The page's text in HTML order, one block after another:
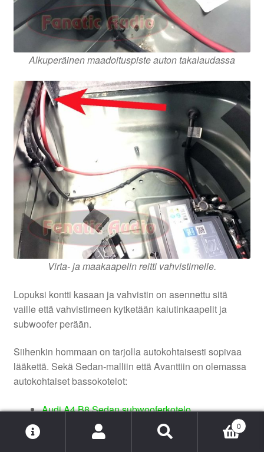
Alkuperäinen maadoituspiste auton takalaudassa
Virta- ja maakaapelin reitti vahvistimelle.
Lopuksi kontti kasaan ja vahvistin on asennettu sitä
vaille että vahvistimeen kytketään kaiutinkaapelit ja
subwoofer perään.
Siihenkin hommaan on tarjolla autokohtaisesti sopivaa
lääkettä. Sekä Sedan-malliin että Avanttiin on olemassa
autokohtaiset bassokotelot:
Audi A4 B8 Sedan subwooferkotelo
Audi A4 B8 Farmari subwooferkotelo
Haku
0